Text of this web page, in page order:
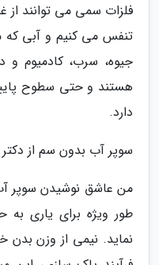
فلزات سمی می توانند
تنفس می کنیم و آبی که
جیوه، سرب، کادمیوم و
هستند و حتی سطوح
دارد.
سوپر آب بدون سم از
من عاشق نوشیدن سوپر
طور ویژه برای یاری
نماید. نیمی از وزن بدن